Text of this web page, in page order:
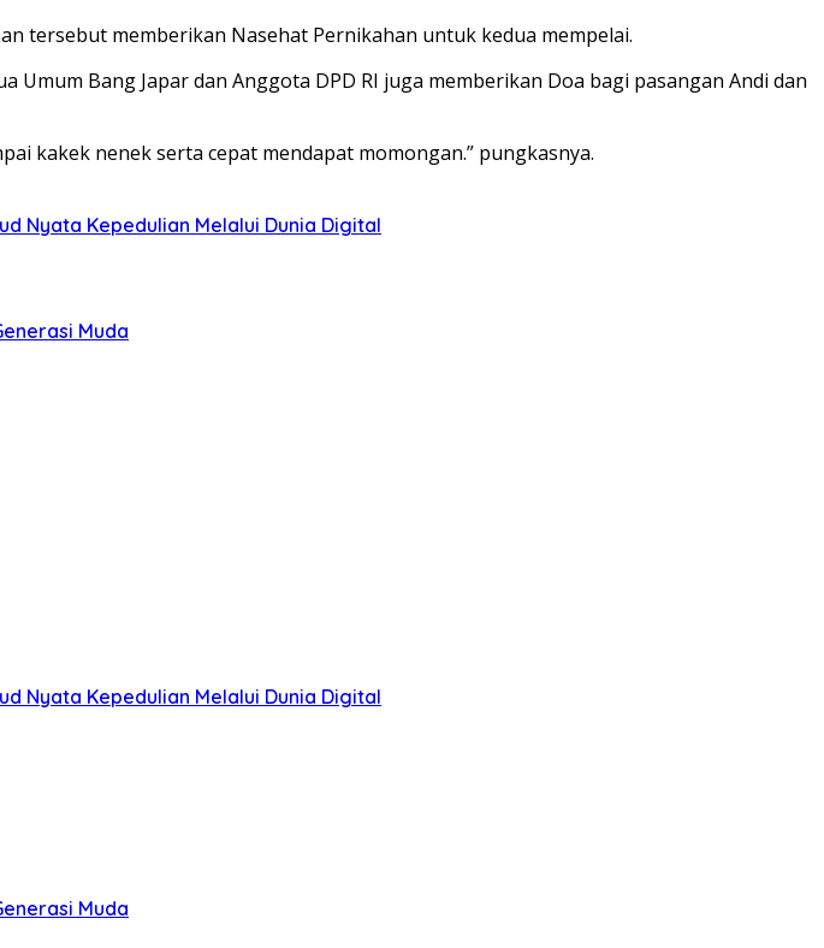
tersebut memberikan Nasehat Pernikahan untuk kedua mempelai.
Bang Japar dan Anggota DPD RI juga memberikan Doa bagi pasangan Andi dan
kakek nenek serta cepat mendapat momongan.” pungkasnya.
Nyata Kepedulian Melalui Dunia Digital
Muda
Nyata Kepedulian Melalui Dunia Digital
Muda